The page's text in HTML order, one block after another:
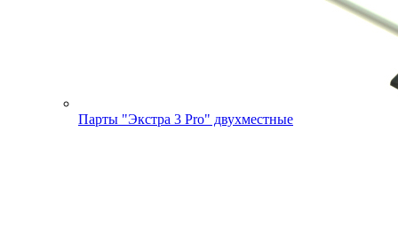
Парты "Экстра 3 Pro" двухместные